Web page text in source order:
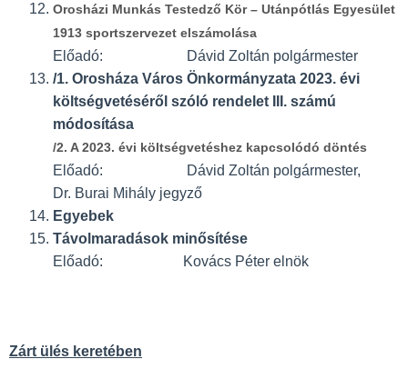
Orosházi Munkás Testedző Kör – Utánpótlás Egyesület
1913 sportszervezet elszámolása
Előadó: Dávid Zoltán polgármester
/1. Orosháza Város Önkormányzata 2023. évi
költségvetéséről szóló rendelet III. számú
módosítása
/2. A 2023. évi költségvetéshez kapcsolódó döntés
Előadó: Dávid Zoltán polgármester,
Dr. Burai Mihály jegyző
Egyebek
Távolmaradások minősítése
Előadó: Kovács Péter elnök
Zárt ülés keretében